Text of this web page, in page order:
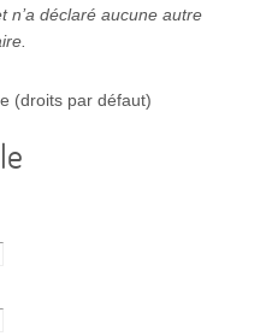
n’a déclaré aucune autre
(droits par défaut)